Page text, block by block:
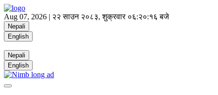
Aug 07, 2026 | २२ साउन २०८३, शुक्रवार ०६:२०:१७ बजे
Nepali
English
Nepali
English